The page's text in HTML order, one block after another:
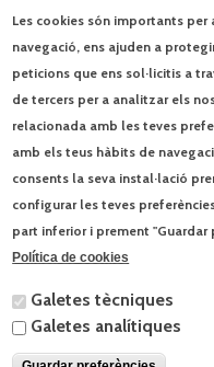
Avís legal*
He llegit i accepto l'
Les vostres dades passaran a
propietat de l'Editorial Text
d'informar-vos dels
cancel·lació de les vostres
poseu en contacte per escrit
Barcelona, o per correu-e a
dades cal que sigueu major
Les cookies són importants per
navegació, ens ajuden a
peticions que ens sol·licitis a
de tercers per a analitzar els
relacionada amb les teves
amb els teus hàbits de
consents la seva instal·lació
configurar les teves
part inferior i prement "Guardar
Política de cookies
Galetes tècniques
Galetes analítiques